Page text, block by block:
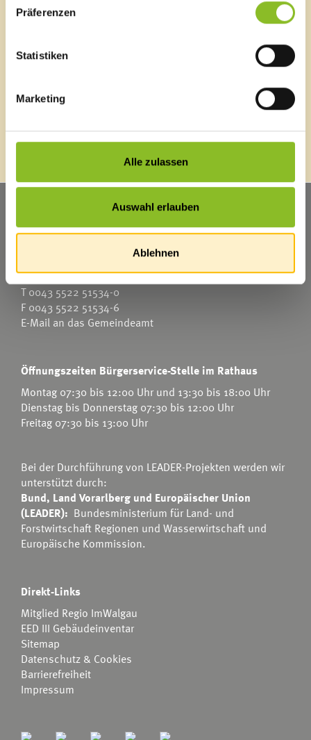
Präferenzen
Statistiken
Marketing
Alle zulassen
Auswahl erlauben
Ablehnen
Tagesmütter
Aktion Heugabel
e5
Energieberatung
Natura 2000: Frastanzer Ried
Photovoltaik-Anlagen
Kindergärten
Schulen
Anmeldungen
Bibliothek
Bücherschränke
Kontakt
Kleinfeldgasse 2, A-6820 Frastanz
Leiter: Clemens Nachbaur
F 0043 5523 506 22 121
clemens.nachbaur@lhv.or.at
Marktgemeinde Frastanz
Sägenplatz 1
T0043 5522 51534-0
F 0043 5522 51534-6
E-Mail an das Gemeindeamt
Öffnungszeiten Bürgerservice-Stelle im Rathaus
Montag 07:30 bis 12:00 Uhr und 13:30 bis 18:00 Uhr
Dienstag bis Donnerstag 07:30 bis 12:00 Uhr
Freitag 07:30 bis 13:00 Uhr
Bei der Durchführung von LEADER-Projekten werden wir
unterstützt durch:
Bund, Land Vorarlberg und Europäischer Union
(LEADER): Bundesministerium für Land- und
Forstwirtschaft Regionen und Wasserwirtschaft und
Europäische Kommission.
Direkt-Links
Mitglied Regio ImWalgau
EED III Gebäudeinventar
Sitemap
Datenschutz & Cookies
Barrierefreiheit
Impressum